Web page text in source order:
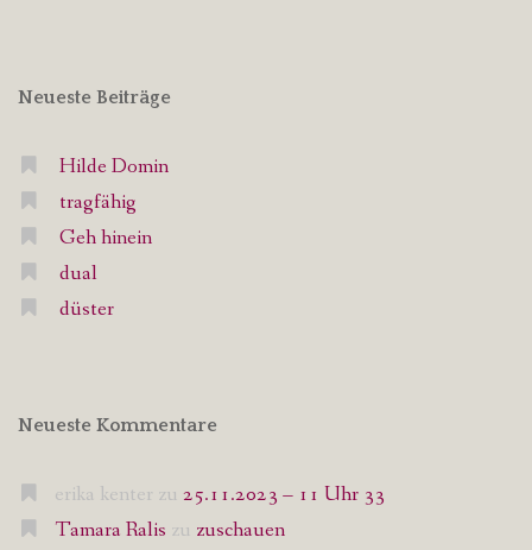
Neueste Beiträge
Hilde Domin
tragfähig
Geh hinein
dual
düster
Neueste Kommentare
erika kenter zu 25.11.2023 – 11 Uhr 33
Tamara Ralis zu zuschauen